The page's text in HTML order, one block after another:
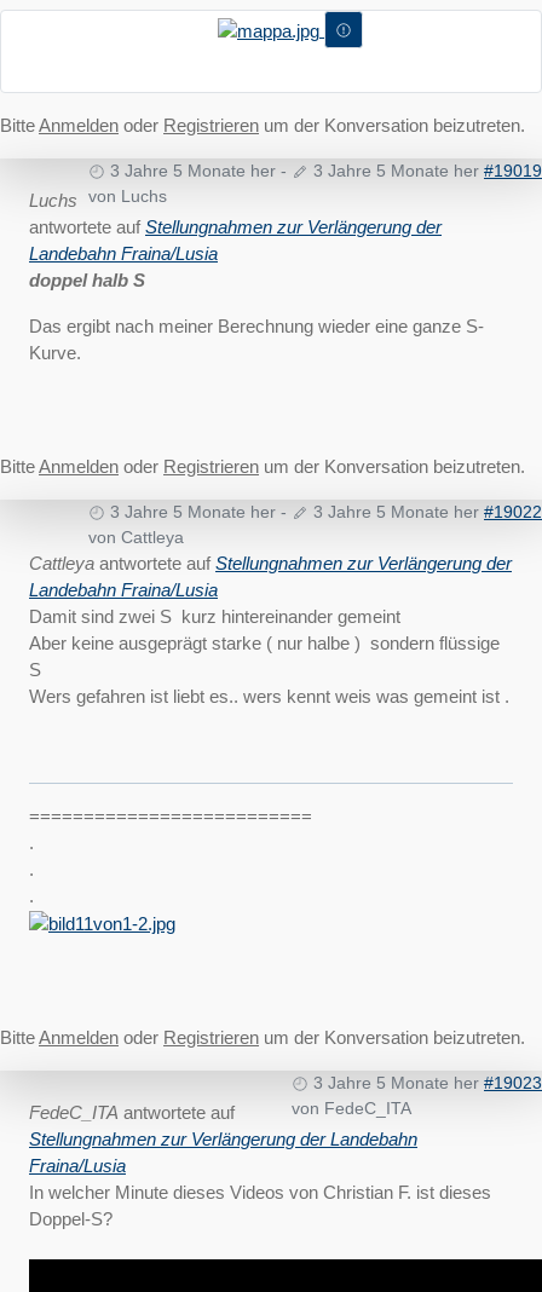
BitteAnmelden oder Registrieren um der Konversation beizutreten.
3 Jahre 5 Monate her - 3 Jahre 5 Monate her #19019
von Luchs
Luchs
antwortete aufStellungnahmen zur Verlängerung der
Landebahn Fraina/Lusia
doppel halb S
Das ergibt nach meiner Berechnung wieder eine ganze S-
Kurve.
BitteAnmelden oder Registrieren um der Konversation beizutreten.
3 Jahre 5 Monate her - 3 Jahre 5 Monate her #19022
von Cattleya
Cattleya antwortete aufStellungnahmen zur Verlängerung der
Landebahn Fraina/Lusia
Damit sind zwei S kurz hintereinander gemeint
Aber keine ausgeprägt starke ( nur halbe ) sondern flüssige
S
Wers gefahren ist liebt es.. wers kennt weis was gemeint ist .
==========================
.
.
.
BitteAnmelden oder Registrieren um der Konversation beizutreten.
3 Jahre 5 Monate her #19023
von FedeC_ITA
FedeC_ITA antwortete auf
Stellungnahmen zur Verlängerung der Landebahn
Fraina/Lusia
In welcher Minute dieses Videos von Christian F. ist dieses
Doppel-S?